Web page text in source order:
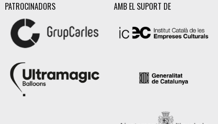
PATROCINADORS AMB EL SUPORT DE